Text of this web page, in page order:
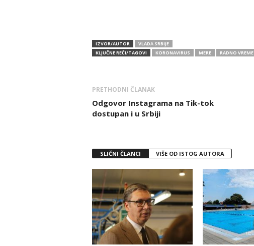
IZVOR/AUTOR
VLADA SRBIJE
KLJUČNE REČI/TAGOVI
KORONAVIRUS MERE RADNO VREME
PRETHODNI ČLANAK
Odgovor Instagrama na Tik-tok
dostupan i u Srbiji
SLIČNI ČLANCI VIŠE OD ISTOG AUTORA